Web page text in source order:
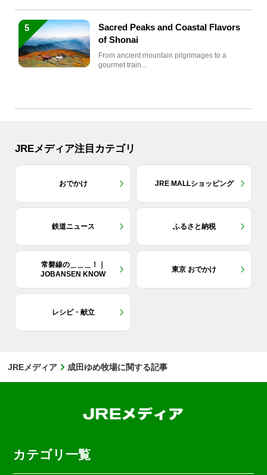
5
Sacred Peaks and Coastal Flavors
of Shonai
From ancient mountain pilgrimages to a
gourmet train...
JREメディア注目カテゴリ
おでかけ JRE MALLショッピング
鉄道ニュース ふるさと納税
常磐線の＿＿＿！｜
JOBANSEN KNOW
東京 おでかけ
レシピ・献立
JREメディア 成田ゆめ牧場に関する記事
カテゴリ一覧